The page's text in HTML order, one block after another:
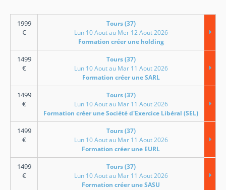
1999
€
Tours (37)
Lun 10 Aout au Mer 12 Aout 2026
Formation créer une holding
1499
€
Tours (37)
Lun 10 Aout au Mar 11 Aout 2026
Formation créer une SARL
1499
€
Tours (37)
Lun 10 Aout au Mar 11 Aout 2026
Formation créer une Société d'Exercice Libéral (SEL)
1499
€
Tours (37)
Lun 10 Aout au Mar 11 Aout 2026
Formation créer une EURL
1499
€
Tours (37)
Lun 10 Aout au Mar 11 Aout 2026
Formation créer une SASU